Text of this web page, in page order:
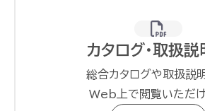
カタログ・取扱説
総合カタログや取扱説
Web上で閲覧いただ